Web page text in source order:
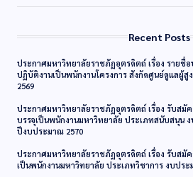
Recent Posts
ประกาศมหาวิทยาลัยราชภัฏอุตรดิตถ์ เรื่อง รายชื่
ปฏิบัติงานเป็นพนักงานโครงการ สังกัดศูนย์ดูแลผู้
2569
ประกาศมหาวิทยาลัยราชภัฏอุตรดิตถ์ เรื่อง รับส
บรรจุเป็นพนักงานมหาวิทยาลัย ประเภทสนับสนุน
ปีงบประมาณ 2570
ประกาศมหาวิทยาลัยราชภัฏอุตรดิตถ์ เรื่อง รับสมั
เป็นพนักงานมหาวิทยาลัย ประเภทวิชาการ งบปร